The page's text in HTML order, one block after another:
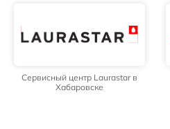
Сервисный центр Laurastar в
Хабаровске